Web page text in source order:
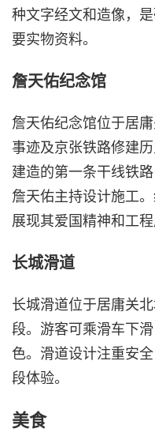
种文字经文和造像，
要实物资料。
詹天佑纪念馆
詹天佑纪念馆位于居
事迹及京张铁路修建
建造的第一条干线铁
詹天佑主持设计施工
展现其爱国精神和工程
长城滑道
长城滑道位于居庸关
段。游客可乘滑车下
色。滑道设计注重安
段体验。
美食